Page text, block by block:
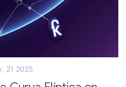
21 2025